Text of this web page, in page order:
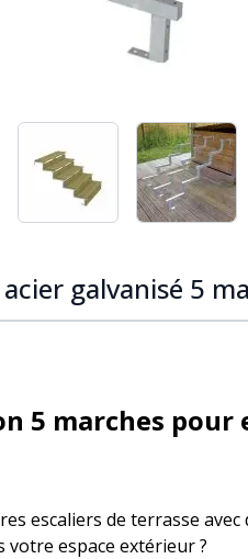
imageView larger image
View
galvanisé 5
5 marches
escaliers de terrasse avec
votre espace extérieur ?